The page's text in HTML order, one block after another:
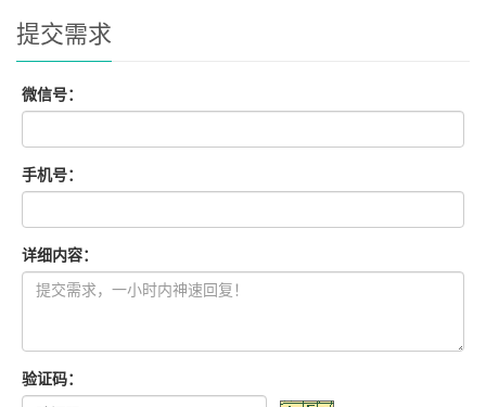
提交需求
微信号：
手机号：
详细内容：
验证码：